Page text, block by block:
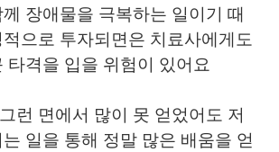
장애물을 극복하는 일이기 때
으로 투자되면은 치료사에게도
타격을 입을 위험이 있어요
런 면에서 많이 못 얻었어도 저
일을 통해 정말 많은 배움을 얻